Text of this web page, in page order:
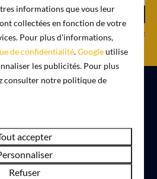
conditions de service
s'appliquent.
informations que vous leur
collectées en fonction de votre
Pour plus d'informations,
de confidentialité.Googleutilise
les publicités. Pour plus
consulter notre politique de
accepter
Refuser